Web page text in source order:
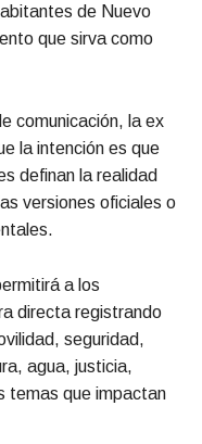
de Nuevo
que sirva como
comunicación, la ex
la intención es que
definan la realidad
versiones oficiales o
a los
directa registrando
seguridad,
agua, justicia,
temas que impactan